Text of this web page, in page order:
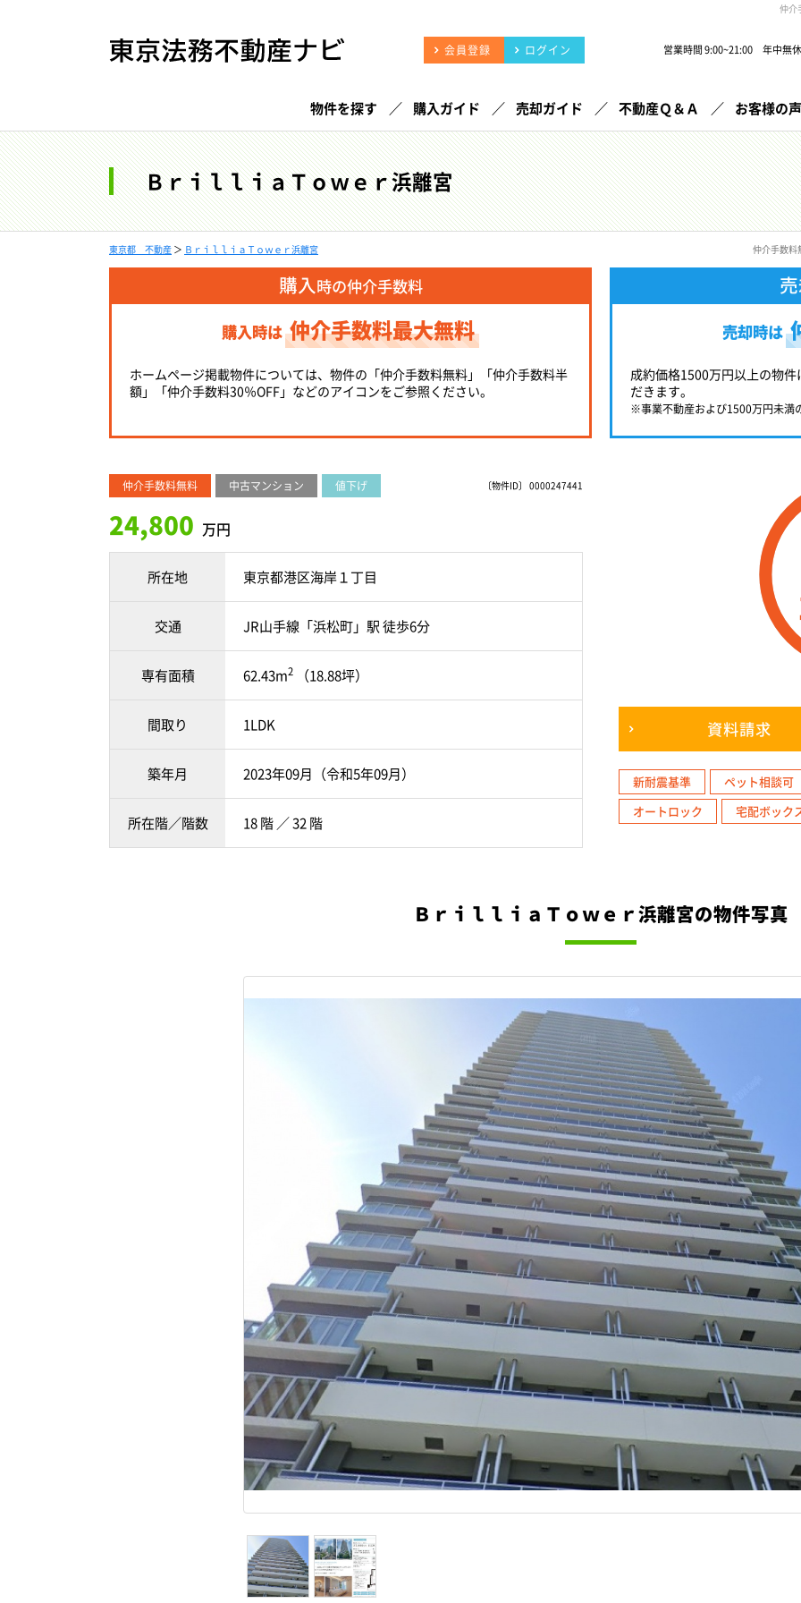
仲介
会員登録 ログイン 営業時間 9:00~21:00 年中無休
物件を探す 購入ガイド 売却ガイド 不動産Ｑ＆Ａ お客様の声
ＢｒｉｌｌｉａＴｏｗｅｒ浜離宮
東京都 不動産 ＞ ＢｒｉｌｌｉａＴｏｗｅｒ浜離宮 仲介手数料
購入時の仲介手数料
購入時は 仲介手数料最大無料
ホームページ掲載物件については、物件の「仲介手数料無料」「仲介手数料半
額」「仲介手数料30％OFF」などのアイコンをご参照ください。
売却時は
成約価格1500万円以上の物
だきます。
※事業不動産および1500万円未満
〔物件ID〕 0000247441
仲介手数料無料 中古マンション 値下げ
24,800 万円
所在地 東京都港区海岸１丁目
交通 JR山手線「浜松町」駅 徒歩6分
専有面積 62.43m2 （18.88坪）
間取り 1LDK
築年月 2023年09月（令和5年09月）
所在階／階数 18 階 ／ 32 階
資料請求
新耐震基準
ペット相談可
オートロック
宅配ボック
ＢｒｉｌｌｉａＴｏｗｅｒ浜離宮の物件写真